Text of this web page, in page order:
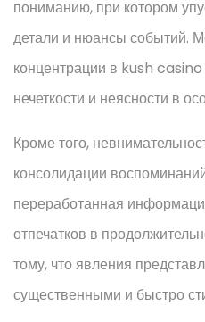
пониманию, при котором
детали и нюансы событий.
концентрации в kush
нечеткости и неясности в
Кроме того,
консолидации
переработанная
отпечатков в
тому, что явления
существенными и быстро